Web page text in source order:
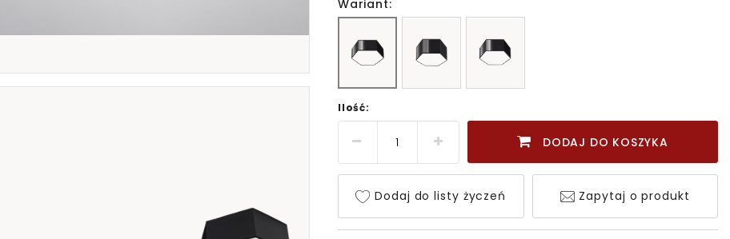
Wariant:
Ilość:
DODAJ DO KOSZYKA
Dodaj do listy życzeń Zapytaj o produkt